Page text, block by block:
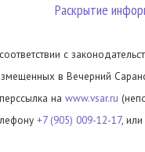
Раскрытие
с
в Вечерний
на www.vsar.ru
+7 (905) 009-12-17,